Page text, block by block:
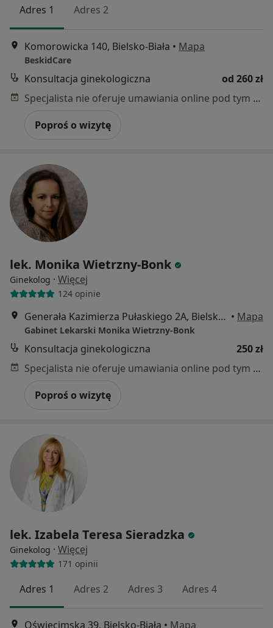
Adres 1 Adres 2
Komorowicka 140, Bielsko-Biała • Mapa
BeskidCare
Konsultacja ginekologiczna
od 260 zł
Specjalista nie oferuje umawiania online pod tym adresem.
Poproś o wizytę
lek. Monika Wietrzny-Bonk
Ginekolog · Więcej
124 opinie
Generała Kazimierza Pułaskiego 2A, Bielsko-Biała • Mapa
Gabinet Lekarski Monika Wietrzny-Bonk
Konsultacja ginekologiczna
250 zł
Specjalista nie oferuje umawiania online pod tym adresem.
Poproś o wizytę
lek. Izabela Teresa Sieradzka
Ginekolog · Więcej
171 opinii
Adres 1 Adres 2 Adres 3 Adres 4
Oświęcimska 39, Bielsko-Biała • Mapa